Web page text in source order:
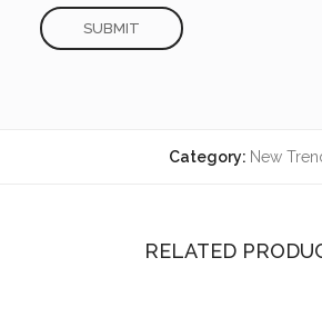
Category: New
RELATED